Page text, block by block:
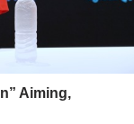
Aiming,